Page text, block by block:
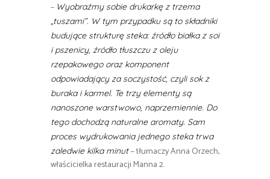
– Wyobraźmy sobie drukarkę z trzema
„tuszami”. W tym przypadku są to składniki
budujące strukturę steka: źródło białka z soi
i pszenicy, źródło tłuszczu z oleju
rzepakowego oraz komponent
odpowiadający za soczystość, czyli sok z
buraka i karmel. Te trzy elementy są
nanoszone warstwowo, naprzemiennie. Do
tego dochodzą naturalne aromaty. Sam
proces wydrukowania jednego steka trwa
zaledwie kilka minut– tłumaczy Anna Orzech,
właścicielka restauracji Manna 2.